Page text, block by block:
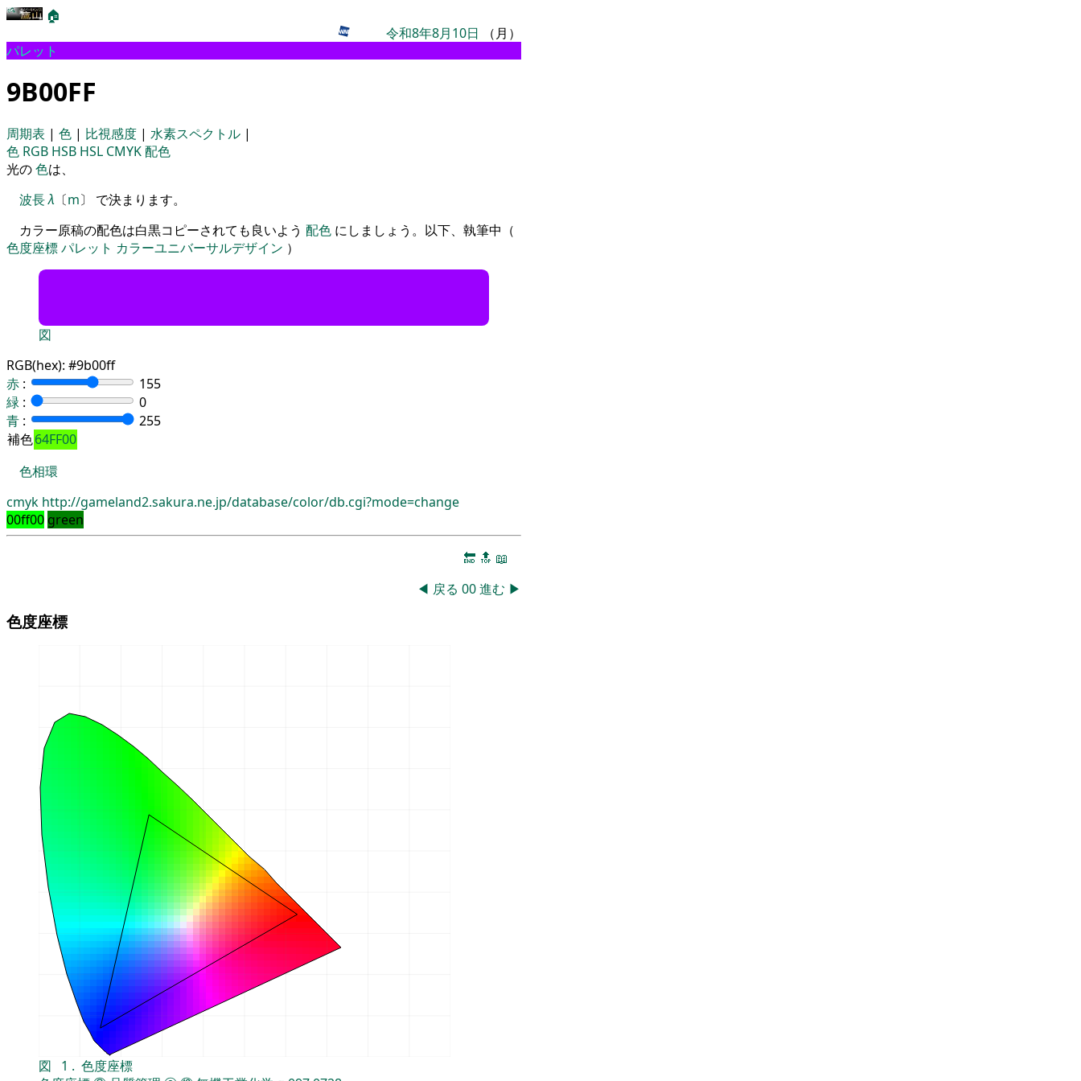
🏠
令和8年8月10日 （月）
パレット
9B00FF
周期表 | 色 | 比視感度 | 水素スペクトル |
色 RGB HSB HSL CMYK配色
光の色は、
波長λ 〔m〕 で決まります。
カラー原稿の配色は白黒コピーされても良いよう 配色 にしましょう。以下、執筆中（
色度座標パレット カラーユニバーサルデザイン ）
図
RGB(hex): #9b00ff
赤 :
155
緑 :
0
青 :
255
補色64FF00
色相環
cmyk http://gameland2.sakura.ne.jp/database/color/db.cgi?mode=change
00ff00 green
🔚 🔝 📖
◀ 戻る 00進む ▶
色度座標
図 1 . 色度座標